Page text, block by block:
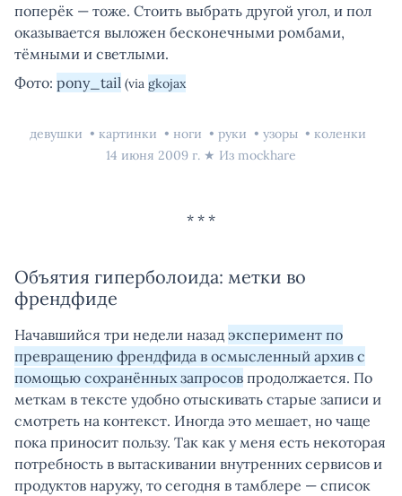
поперёк — тоже. Стоить выбрать другой угол, и пол
оказывается выложен бесконечными ромбами,
тёмными и светлыми.
Фото: pony_tail (via gkojax
девушки картинки ноги руки узоры
коленки
14 июня 2009 г. ★ Из mockhare
Объятия гиперболоида: метки во
френдфиде
Начавшийся три недели назад эксперимент по
превращению френдфида в осмысленный архив с
помощью сохранённых запросов продолжается. По
меткам в тексте удобно отыскивать старые записи и
смотреть на контекст. Иногда это мешает, но чаще
пока приносит пользу. Так как у меня есть некоторая
потребность в вытаскивании внутренних сервисов и
продуктов наружу, то сегодня в тамблере — список